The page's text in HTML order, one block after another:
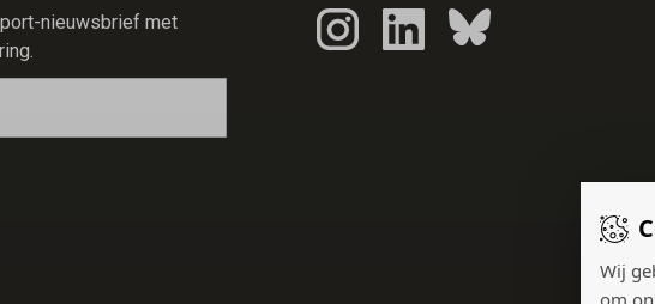
Wij
om
nieuwsbrief met